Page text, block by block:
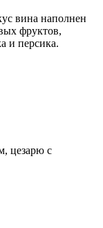
вина наполнен
фруктов,
и персика.
цезарю с